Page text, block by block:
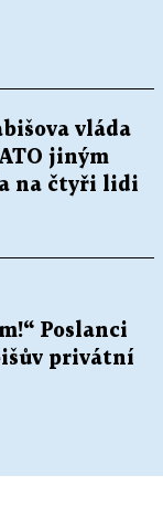
vláda
jiným
na čtyři lidi
Poslanci
privátní